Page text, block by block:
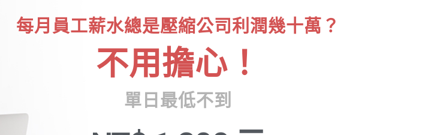
每月員工薪水總是壓縮公司利潤幾十萬？
不用擔心！
單日最低不到